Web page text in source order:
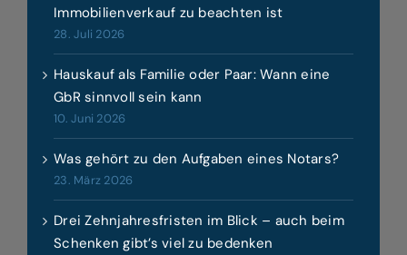
Immobilienverkauf zu beachten ist
28. Juli 2026
Hauskauf als Familie oder Paar: Wann eine
GbR sinnvoll sein kann
10. Juni 2026
Was gehört zu den Aufgaben eines Notars?
23. März 2026
Drei Zehnjahresfristen im Blick – auch beim
Schenken gibt’s viel zu bedenken